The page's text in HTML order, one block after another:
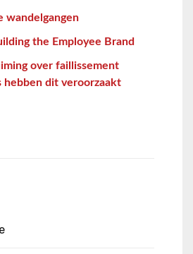
wandelgangen
the Employee Brand
over faillissement
hebben dit veroorzaakt